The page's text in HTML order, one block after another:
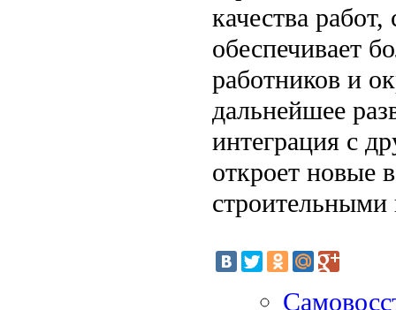
качества
обеспечивает
работников и
дальнейшее
интеграция с
откроет новые